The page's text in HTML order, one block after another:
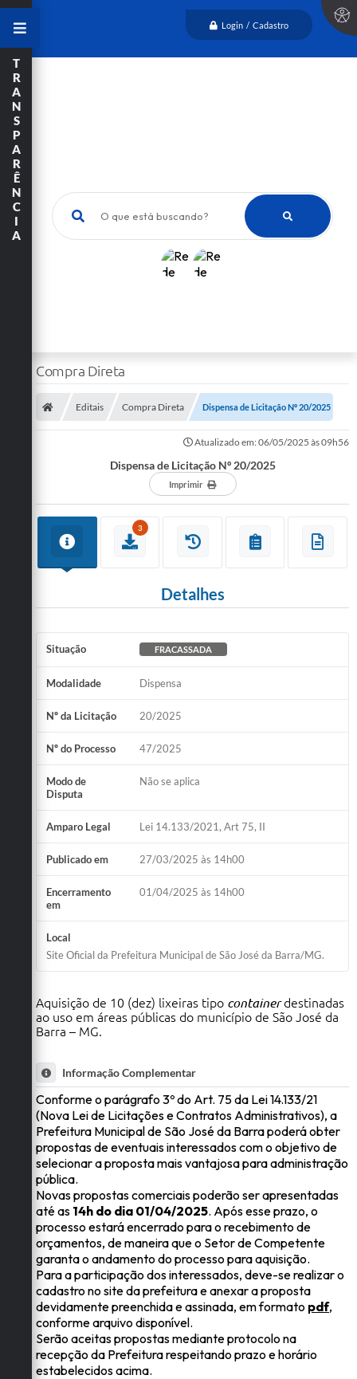
Login / Cadastro
O que está buscando?
T
R
A
N
S
P
A
R
Ê
N
C
I
A
Compra Direta
Editais Compra Direta Dispensa de Licitação Nº 20/2025
Atualizado em: 06/05/2025 às 09h56
Dispensa de Licitação Nº 20/2025
Imprimir
3
Detalhes
Situação FRACASSADA
Modalidade Dispensa
Nº da Licitação 20/2025
Nº do Processo 47/2025
Modo de
Disputa
Não se aplica
Amparo Legal Lei 14.133/2021, Art 75, II
Publicado em 27/03/2025 às 14h00
Encerramento
em
01/04/2025 às 14h00
Local
Site Oficial da Prefeitura Municipal de São José da Barra/MG.
Aquisição de 10 (dez) lixeiras tipo containerdestinadas
ao uso em áreas públicas do município de São José da
Barra – MG.
Informação Complementar
Conforme o parágrafo 3º do Art. 75 da Lei 14.133/21
(Nova Lei de Licitações e Contratos Administrativos), a
Prefeitura Municipal de São José da Barra poderá obter
propostas de eventuais interessados com o objetivo de
selecionar a proposta mais vantajosa para administração
pública.
Novas propostas comerciais poderão ser apresentadas
até as 14h do dia 01/04/2025. Após esse prazo, o
processo estará encerrado para o recebimento de
orçamentos, de maneira que o Setor de Competente
garanta o andamento do processo para aquisição.
Para a participação dos interessados, deve-se realizar o
cadastro no site da prefeitura e anexar a proposta
devidamente preenchida e assinada, em formato pdf,
conforme arquivo disponível.
Serão aceitas propostas mediante protocolo na
recepção da Prefeitura respeitando prazo e horário
estabelecidos acima.